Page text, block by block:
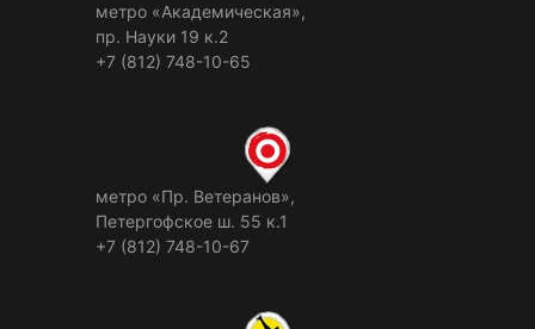
метро «Академическая»,
пр. Науки 19 к.2
+7 (812) 748-10-65
метро «Пр. Ветеранов»,
Петергофское ш. 55 к.1
+7 (812) 748-10-67